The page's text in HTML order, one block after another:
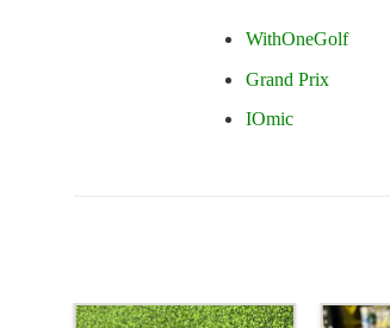
WithOneGolf
Grand Prix
IOmic